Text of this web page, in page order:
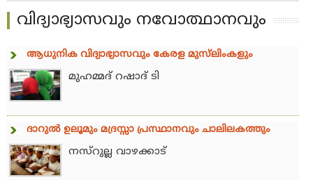
വിദ്യാഭ്യാസവും നവോത്ഥാനവും
ആധുനിക വിദ്യാഭ്യാസവും കേരള മുസ്‌ലിംകളും
മുഹമ്മദ് റഷാദ് ടി
ദാറുല്‍ ഉലൂമും മദ്രസ്സാ പ്രസ്ഥാനവും ചാലിലകത്തും
നസ്‌റുല്ല വാഴക്കാട്